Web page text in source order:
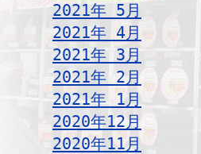
2021年 5月
2021年 4月
2021年 3月
2021年 2月
2021年 1月
2020年12月
2020年11月